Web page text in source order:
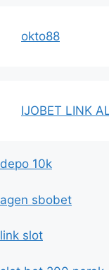
okto88
IJOBET LINK
depo 10k
agen sbobet
link slot